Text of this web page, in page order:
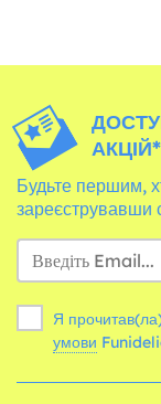
АКЦІЙ*
Будьте першим,
зареєструвавши
Я
умови